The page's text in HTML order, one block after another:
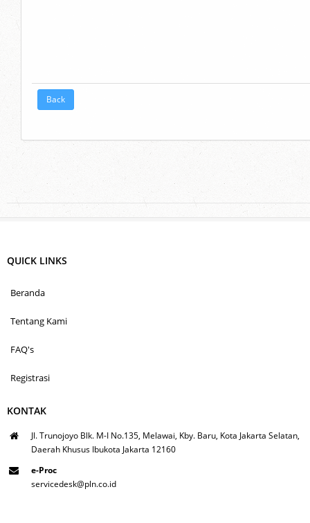
Back
QUICK LINKS
Beranda
Tentang Kami
FAQ's
Registrasi
KONTAK
Jl. Trunojoyo Blk. M-I No.135, Melawai, Kby. Baru, Kota Jakarta Selatan,
Daerah Khusus Ibukota Jakarta 12160
e-Proc
servicedesk@pln.co.id